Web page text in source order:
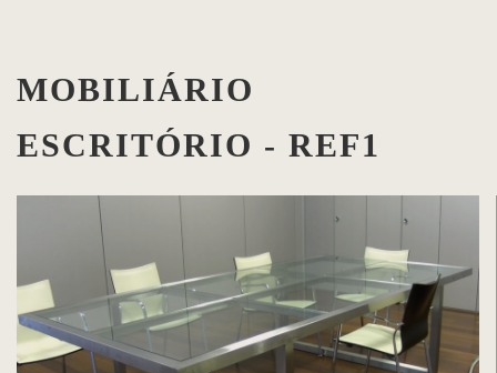
MOBILIÁRIO
ESCRITÓRIO - REF1